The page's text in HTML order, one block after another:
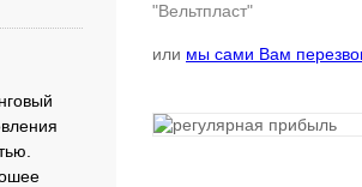
"Вельтпласт"
или мы сами Вам